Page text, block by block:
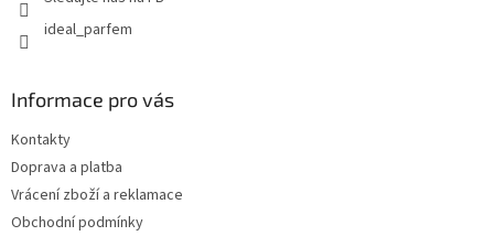
ideal_parfem
Informace pro vás
Kontakty
Doprava a platba
Vrácení zboží a reklamace
Obchodní podmínky